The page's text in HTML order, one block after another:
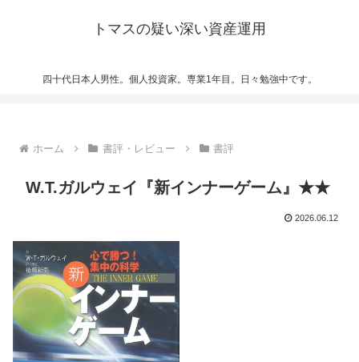
トマスの疑い深い資産運用
四十代日本人男性。個人投資家。専業1年目。日々勉強中です。
ホーム 書評・レビュー 書評
W.T.ガルウェイ『新インナーゲーム』★★
2026.06.12